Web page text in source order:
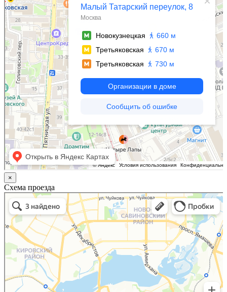
×
Схема проезда
Казань
Малый Татарский переулок, 8 на карте Москвы, ближайшее метро Новокузнецкая —
Яндекс.Карты